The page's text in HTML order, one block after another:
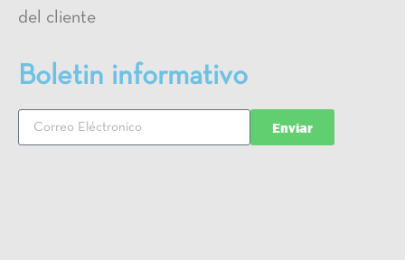
del cliente
Boletin informativo
Enviar